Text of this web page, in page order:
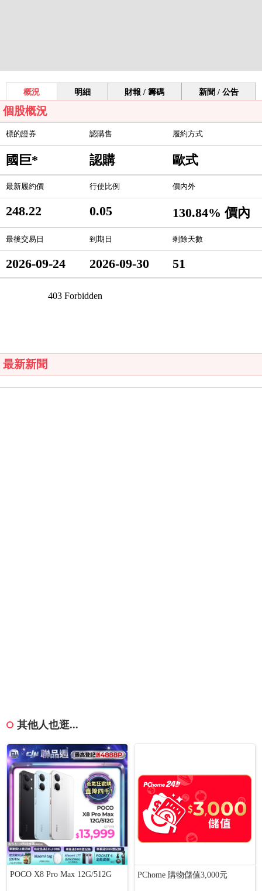
概況 明細 財報 / 籌碼 新聞 / 公告
個股概況
標的證券 認購售 履約方式
國巨* 認購 歐式
最新履約價 行使比例 價內外
248.22 0.05 130.84% 價內
最後交易日 到期日 剩餘天數
2026-09-24 2026-09-30 51
最新新聞
其他人也逛...
POCO X8 Pro Max 12G/512G PChome 購物儲值3,000元